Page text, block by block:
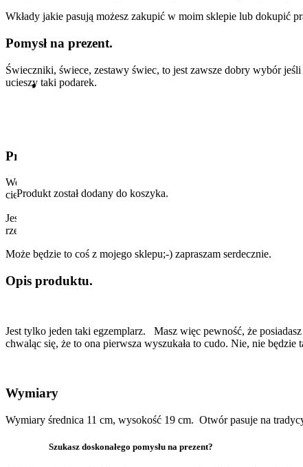
Produkt został dodany do koszyka.
Wkłady jakie pasują możesz zakupić w moim sklepie lub dokupić
Pomysł na prezent.
Świeczniki, świece, zestawy świec, to jest zawsze dobry wybór
ucieszy taki podarek.
Prosty sposób na prezent!
Wejdź do naszego sklepu www.handmadeworld.pl i wybierz coś
cieszył, drugi udawał że się cieszy, a trzeci nie wysili się nawet by
Jest tylko jeden sprawdzony sposób na trafiony prezent i ja ci go
rzeczy ale też życzliwości, troski, uwagi i opieki a prezent odnajdzie
Może będzie to coś z mojego sklepu;-) zapraszam serdecznie.
Opis produktu.
Jest tylko jeden taki egzemplarz. Masz więc pewność, że
chwaląc się, że to ona pierwsza wyszukała to cudo. Nie, nie będzie
Wymiary
Wymiary średnica 11 cm, wysokość 19 cm. Otwór pasuje na
Szukasz doskonałego pomysłu na prezent?